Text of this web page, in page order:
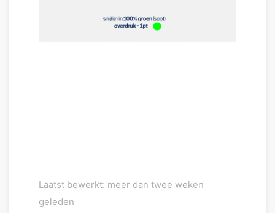
Laatst bewerkt: meer dan twee weken
geleden